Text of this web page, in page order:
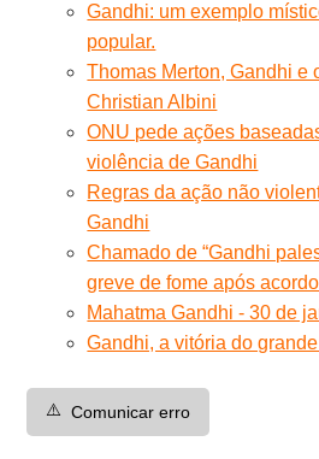
Gandhi: um exemplo
popular.
Thomas Merton, Gandhi e
Christian Albini
ONU pede ações
violência de Gandhi
Regras da ação não
Gandhi
Chamado de “Gandhi
greve de fome após
Mahatma Gandhi - 30 de
Gandhi, a vitória do
⚠️ Comunicar erro